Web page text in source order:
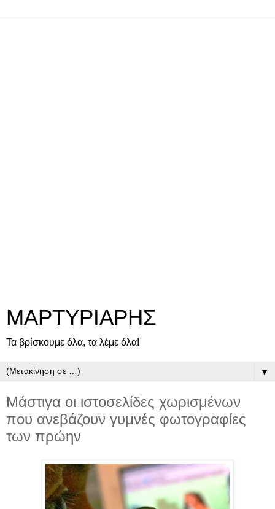
ΜΑΡΤΥΡΙΑΡΗΣ
Τα βρίσκουμε όλα, τα λέμε όλα!
▼
Μάστιγα οι ιστοσελίδες χωρισμένων
που ανεβάζουν γυμνές φωτογραφίες
των πρώην